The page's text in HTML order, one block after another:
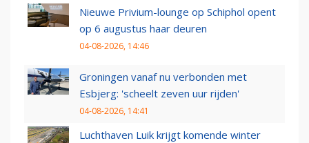
Nieuwe Privium-lounge op Schiphol opent
op 6 augustus haar deuren
04-08-2026, 14:46
Groningen vanaf nu verbonden met
Esbjerg: 'scheelt zeven uur rijden'
04-08-2026, 14:41
Luchthaven Luik krijgt komende winter